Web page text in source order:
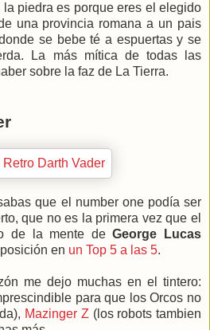
piedra es porque eres el elegido
una provincia romana a un pais
se bebe té a espuertas y se
La más mítica de todas las
sobre la faz de La Tierra.
que el number one podía ser
que no es la primera vez que el
de la mente deGeorge Lucas
en un Top 5 a las 5.
me dejo muchas en el tintero:
para que los Orcos no
Mazinger Z (los robots tambien